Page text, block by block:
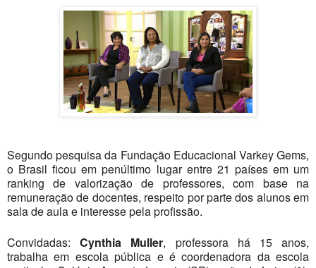
Segundo pesquisa da Fundação Educacional Varkey Gems,
o Brasil ficou em penúltimo lugar entre 21 países em um
ranking de valorização de professores, com base na
remuneração de docentes, respeito por parte dos alunos em
sala de aula e interesse pela profissão.
Convidadas:Cynthia Muller, professora há 15 anos,
trabalha em escola pública e é coordenadora da escola